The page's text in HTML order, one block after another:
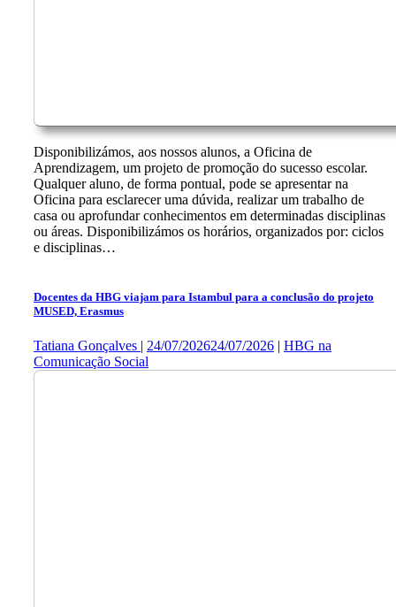
Disponibilizámos, aos nossos alunos, a Oficina de
Aprendizagem, um projeto de promoção do sucesso escolar.
Qualquer aluno, de forma pontual, pode se apresentar na
Oficina para esclarecer uma dúvida, realizar um trabalho de
casa ou aprofundar conhecimentos em determinadas disciplinas
ou áreas. Disponibilizámos os horários, organizados por: ciclos
e disciplinas…
Docentes da HBG viajam para Istambul para a conclusão do projeto
MUSED, Erasmus
Tatiana Gonçalves | 24/07/202624/07/2026 | HBG na
Comunicação Social